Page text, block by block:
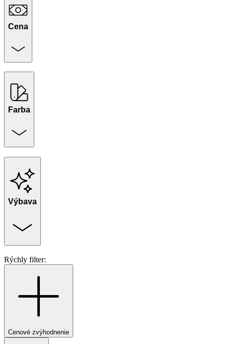
Cena
Farba
Výbava
Rýchly filter:
Cenové zvýhodnenie